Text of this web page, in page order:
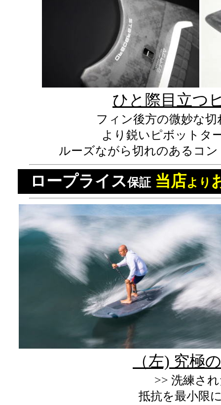
ひと際目立つ
フィン後方の微妙な
より鋭いピボットタ
ルーズながら切れのあるコ
ロープライス保証 当店より
（左) 究極
>> 洗練さ
抵抗を最小限